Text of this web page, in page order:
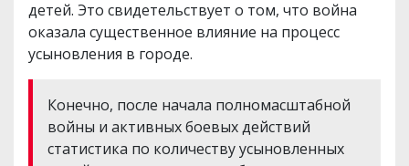
детей. Это свидетельствует о том, что война
оказала существенное влияние на процесс
усыновления в городе.
Конечно, после начала полномасштабной
войны и активных боевых действий
статистика по количеству усыновленных